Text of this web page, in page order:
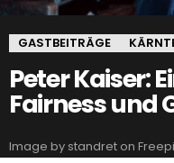
GASTBEITRÄGE
Peter Kaiser:
Fairness und
Image by standret on